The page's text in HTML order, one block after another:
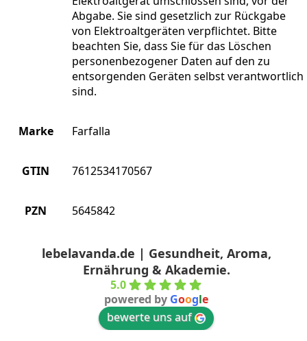
Abgabe. Sie sind gesetzlich zur Rückgabe
von Elektroaltgeräten verpflichtet. Bitte
beachten Sie, dass Sie für das Löschen
personenbezogener Daten auf den zu
entsorgenden Geräten selbst verantwortlich
sind.
Marke Farfalla
GTIN 7612534170567
PZN 5645842
lebelavanda.de | Gesundheit, Aroma,
Ernährung & Akademie.
5.0
powered by Google
bewerte uns auf